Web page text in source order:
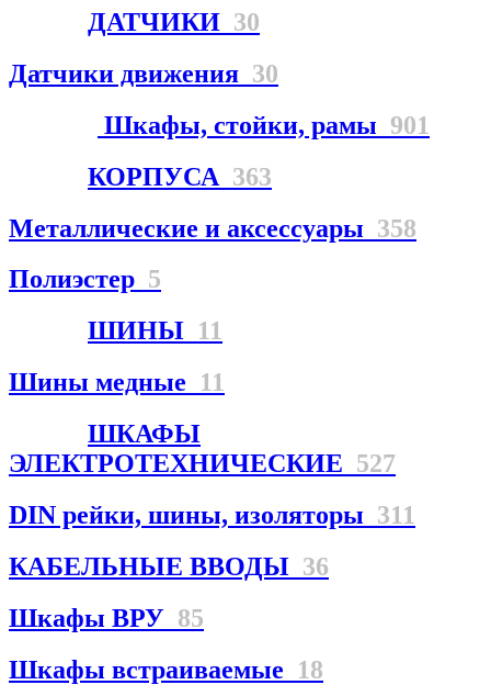
ДАТЧИКИ 30
Датчики движения 30
Шкафы, стойки, рамы 901
КОРПУСА 363
Металлические и аксессуары 358
Полиэстер 5
ШИНЫ 11
Шины медные 11
ШКАФЫ
ЭЛЕКТРОТЕХНИЧЕСКИЕ 527
DIN рейки, шины, изоляторы 311
КАБЕЛЬНЫЕ ВВОДЫ 36
Шкафы ВРУ 85
Шкафы встраиваемые 18